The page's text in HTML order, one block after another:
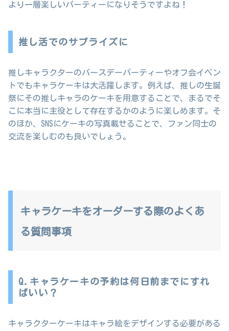
より一層楽しいパーティーになりそうですよね！
推し活でのサプライズに
推しキャラクターのバースデーパーティーやオフ会イベン
トでもキャラケーキは大活躍します。例えば、推しの生誕
祭にその推しキャラのケーキを用意することで、まるでそ
こに本当に主役として存在するかのように楽しめます。そ
のほか、SNSにケーキの写真載せることで、ファン同士の
交流を楽しむのも良いでしょう。
キャラケーキをオーダーする際のよくあ
る質問事項
Q.キャラケーキの予約は何日前までにすれ
ばいい？
キャラクターケーキはキャラ絵をデザインする必要がある